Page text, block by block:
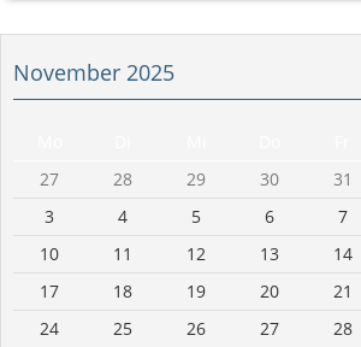
November 2025
27
28 29 30 31
3
4 5 6 7
10
11 12 13 14
17
18 19 20 21
24
25 26 27 28